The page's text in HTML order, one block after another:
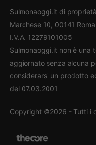
Sulmonaoggi.it di
Marchese 10, 00141
I.V.A. 12279101005
Sulmonaoggi.it non è una
aggiornato senza alcuna
considerarsi un prodotto
del 07.03.2001
Copyright ©2026 - Tutti i